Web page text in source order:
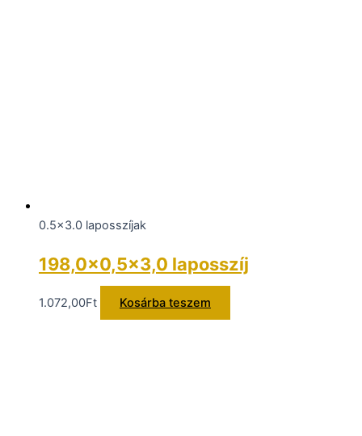
0.5x3.0 laposszíjak
198,0×0,5×3,0 laposszíj
1.072,00Ft Kosárba teszem